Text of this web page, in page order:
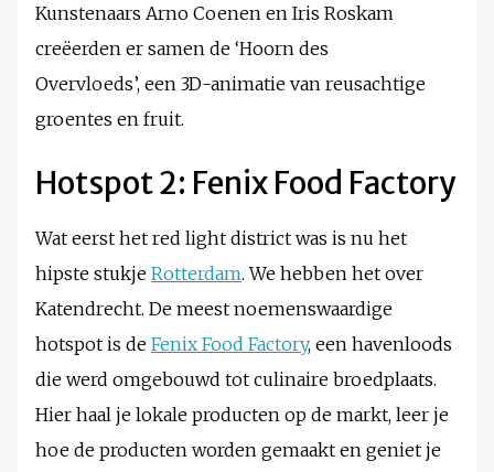
Kunstenaars Arno Coenen en Iris Roskam
creëerden er samen de ‘Hoorn des
Overvloeds’, een 3D-animatie van reusachtige
groentes en fruit.
Hotspot 2: Fenix Food Factory
Wat eerst het red light district was is nu het
hipste stukje Rotterdam. We hebben het over
Katendrecht. De meest noemenswaardige
hotspot is de Fenix Food Factory, een havenloods
die werd omgebouwd tot culinaire broedplaats.
Hier haal je lokale producten op de markt, leer je
hoe de producten worden gemaakt en geniet je